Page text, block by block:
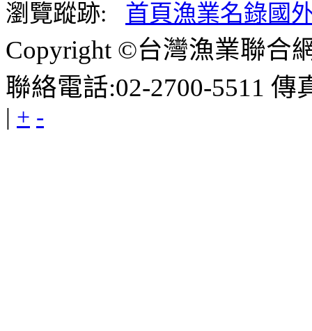
瀏覽蹤跡: 首頁漁業名錄國
Copyright ©台灣漁業聯合
聯絡電話:02-2700-5511 傳
+ -